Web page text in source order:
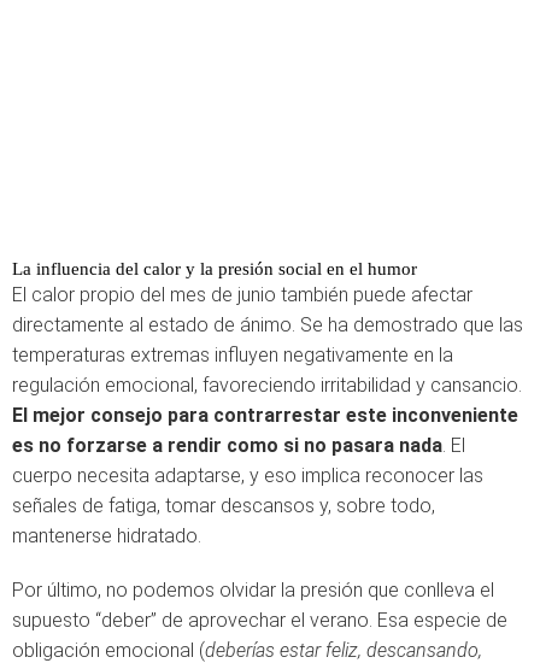
La influencia del calor y la presión social en el humor
El calor propio del mes de junio también puede afectar
directamente al estado de ánimo. Se ha demostrado que las
temperaturas extremas influyen negativamente en la
regulación emocional, favoreciendo irritabilidad y cansancio.
El mejor consejo para contrarrestar este inconveniente
es no forzarse a rendir como si no pasara nada. El
cuerpo necesita adaptarse, y eso implica reconocer las
señales de fatiga, tomar descansos y, sobre todo,
mantenerse hidratado.
Por último, no podemos olvidar la presión que conlleva el
supuesto “deber” de aprovechar el verano. Esa especie de
obligación emocional (deberías estar feliz, descansando,